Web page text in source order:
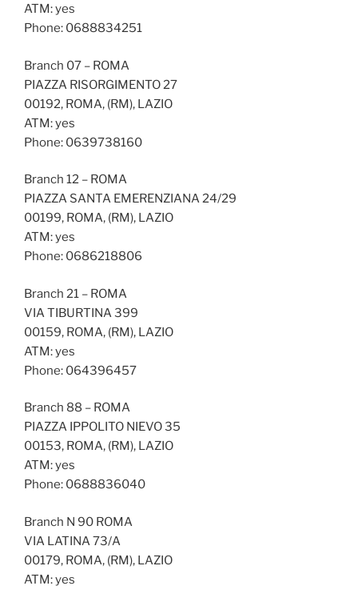
ATM: yes
Phone: 0688834251
Branch 07 – ROMA
PIAZZA RISORGIMENTO 27
00192, ROMA, (RM), LAZIO
ATM: yes
Phone: 0639738160
Branch 12 – ROMA
PIAZZA SANTA EMERENZIANA 24/29
00199, ROMA, (RM), LAZIO
ATM: yes
Phone: 0686218806
Branch 21 – ROMA
VIA TIBURTINA 399
00159, ROMA, (RM), LAZIO
ATM: yes
Phone: 064396457
Branch 88 – ROMA
PIAZZA IPPOLITO NIEVO 35
00153, ROMA, (RM), LAZIO
ATM: yes
Phone: 0688836040
Branch N 90 ROMA
VIA LATINA 73/A
00179, ROMA, (RM), LAZIO
ATM: yes